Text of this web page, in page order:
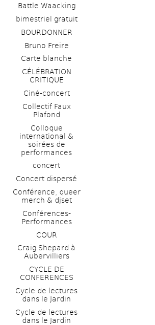
Battle Waacking
bimestriel gratuit
BOURDONNER
Bruno Freire
Carte blanche
CÉLÉBRATION
CRITIQUE
Ciné-concert
Collectif Faux
Plafond
Colloque
international &
soirées de
performances
concert
Concert dispersé
Conférence, queer
merch & djset
Conférences-
Performances
COUR
Craig Shepard à
Aubervilliers
CYCLE DE
CONFERENCES
Cycle de lectures
dans le Jardin
Cycle de lectures
dans le Jardin